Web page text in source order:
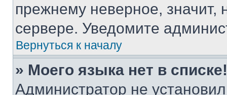
прежнему неверное, значит,
сервере. Уведомите
Вернуться к началу
» Моего языка нет в списке!
Администратор не